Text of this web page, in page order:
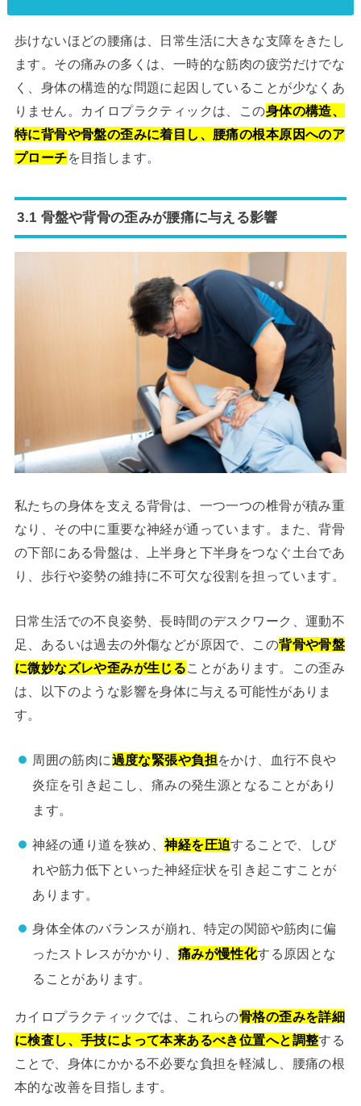
歩けないほどの腰痛は、日常生活に大きな支障をきたし
ます。その痛みの多くは、一時的な筋肉の疲労だけでな
く、身体の構造的な問題に起因していることが少なくあ
りません。カイロプラクティックは、この身体の構造、
特に背骨や骨盤の歪みに着目し、腰痛の根本原因へのア
プローチを目指します。
3.1 骨盤や背骨の歪みが腰痛に与える影響
私たちの身体を支える背骨は、一つ一つの椎骨が積み重
なり、その中に重要な神経が通っています。また、背骨
の下部にある骨盤は、上半身と下半身をつなぐ土台であ
り、歩行や姿勢の維持に不可欠な役割を担っています。
日常生活での不良姿勢、長時間のデスクワーク、運動不
足、あるいは過去の外傷などが原因で、この背骨や骨盤
に微妙なズレや歪みが生じることがあります。この歪み
は、以下のような影響を身体に与える可能性がありま
す。
周囲の筋肉に過度な緊張や負担をかけ、血行不良や
炎症を引き起こし、痛みの発生源となることがあり
ます。
神経の通り道を狭め、神経を圧迫することで、しび
れや筋力低下といった神経症状を引き起こすことが
あります。
身体全体のバランスが崩れ、特定の関節や筋肉に偏
ったストレスがかかり、 痛みが慢性化する原因とな
ることがあります。
カイロプラクティックでは、これらの骨格の歪みを詳細
に検査し、手技によって本来あるべき位置へと調整する
ことで、身体にかかる不必要な負担を軽減し、腰痛の根
本的な改善を目指します。